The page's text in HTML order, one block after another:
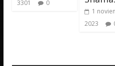
3301
0
1
2023